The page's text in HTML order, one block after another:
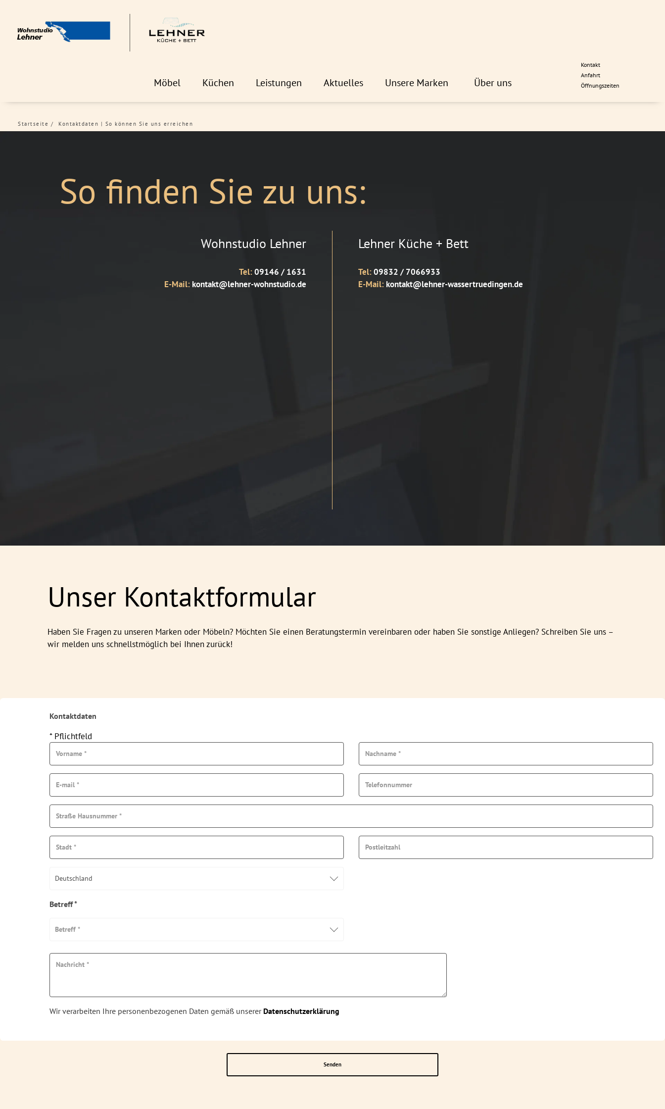
Kontakt
Anfahrt
Öffnungszeiten
Möbel Küchen Leistungen Aktuelles Unsere Marken Über uns
Startseite Kontaktdaten | So können Sie uns erreichen
So finden Sie zu uns:
Wohnstudio Lehner
Tel:09146 / 1631
E-Mail: kontakt@lehner-wohnstudio.de
Lehner Küche + Bett
Tel:09832 / 7066933
E-Mail: kontakt@lehner-wassertruedingen.de
Unser Kontaktformular
Haben Sie Fragen zu unseren Marken oder Möbeln? Möchten Sie einen Beratungstermin vereinbaren oder haben Sie sonstige Anliegen? Schreiben Sie uns –
wir melden uns schnellstmöglich bei Ihnen zurück!
Kontaktdaten
* Pflichtfeld
Deutschland
Betreff *
Betreff *
Wir verarbeiten Ihre personenbezogenen Daten gemäß unserer Datenschutzerklärung
Senden